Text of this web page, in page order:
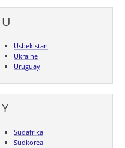
U
Usbekistan
Ukraine
Uruguay
Y
Südafrika
Südkorea